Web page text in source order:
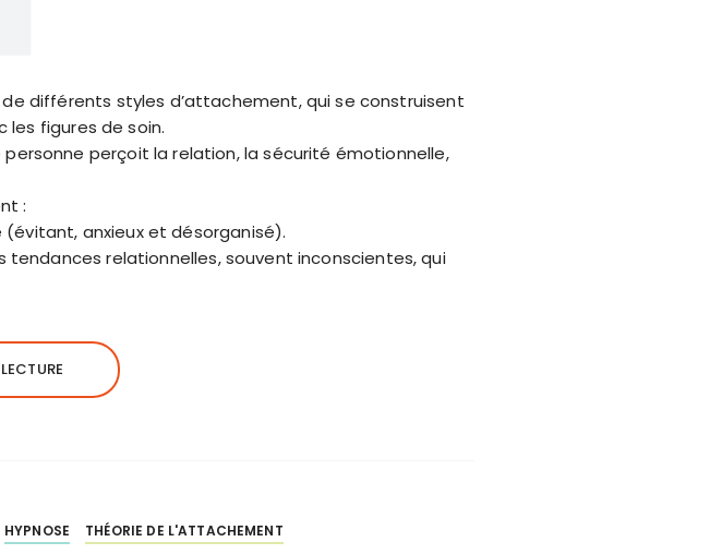
différents styles d’attachement, qui se construisent
figures de soin.
perçoit la relation, la sécurité émotionnelle,
:
anxieux et désorganisé).
relationnelles, souvent inconscientes, qui
HYPNOSE THÉORIE DE L'ATTACHEMENT